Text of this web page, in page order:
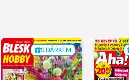
S DÁRKEM